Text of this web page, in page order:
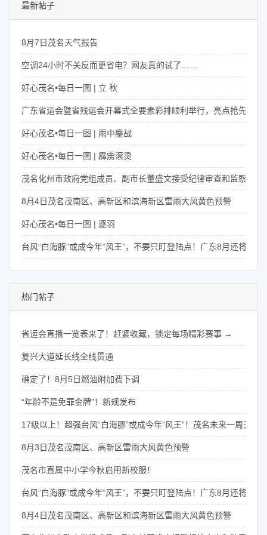
最新帖子
8月7日茂名天气报告
空调24小时不关反而更省电？网友真的试了……
好心茂名•每日一图 | 立 秋
广东省运会暨省残运会开幕式全要素彩排顺利举行，亮点抢先看！
好心茂名•每日一图 | 雨中鏖战
好心茂名•每日一图 | 霹雳滚烫
茂名化州市政府党组成员、副市长董盛文接受纪律审查和监察调查
8月4日茂名茂南区、高新区和滨海新区雷雨大风黄色预警
好心茂名•每日一图 | 逐羽
台风“白海豚”或成今年“风王”，不要只盯登陆点！广东8月还将有4
热门帖子
省运会直播一览表来了！赶紧收藏，锁定每场精彩赛事 →
复兴大道延长线全线贯通
确定了！8月5日燃油附加费下调
“年龄不是免罪金牌”！新规发布
17级以上！超强台风“白海豚”或成今年“风王”！茂名未来一周天气
8月3日茂名茂南区、高新区雷雨大风黄色预警
茂名市直属中小学今秋启用新校服！
台风“白海豚”或成今年“风王”，不要只盯登陆点！广东8月还将有4
8月4日茂名茂南区、高新区和滨海新区雷雨大风黄色预警